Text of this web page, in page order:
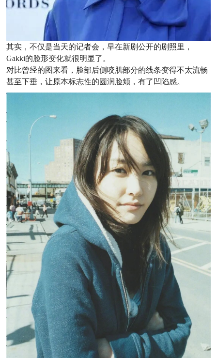
其实，不仅是当天的记者会，早在新剧公开的剧照里，
Gakki的脸形变化就很明显了。
对比曾经的图来看，脸部后侧咬肌部分的线条变得不太流畅
甚至下垂，让原本标志性的圆润脸颊，有了凹陷感。